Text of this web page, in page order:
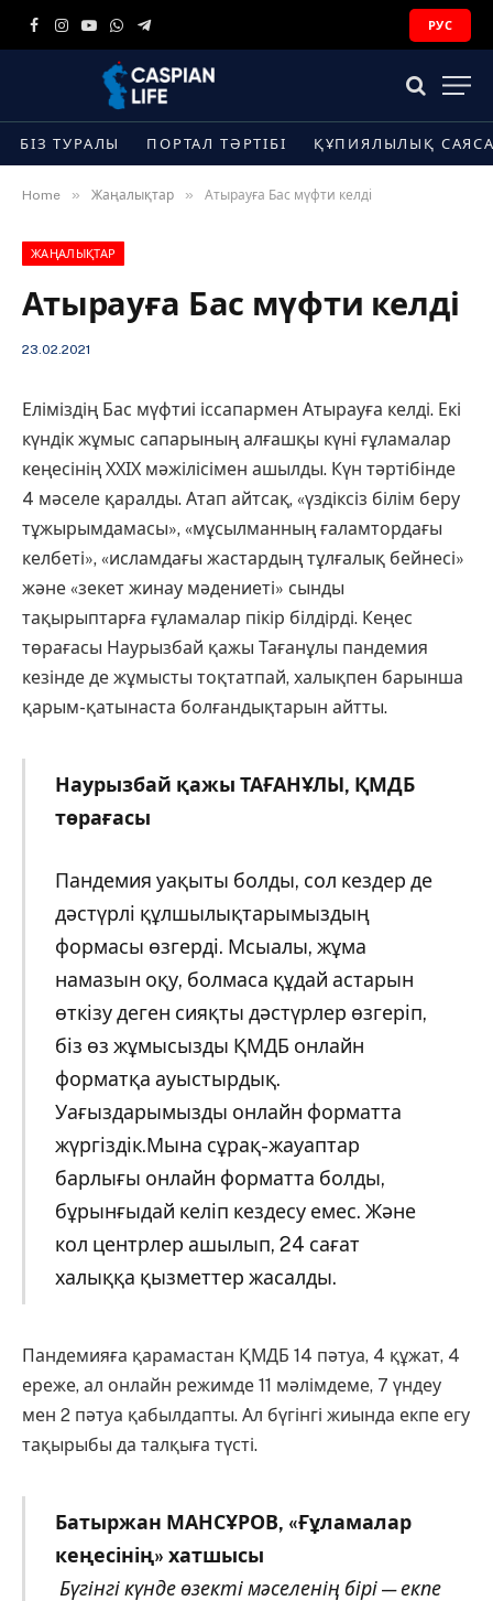
Facebook
Instagram
YouTube
WhatsApp
Telegram
РУС
БІЗ ТУРАЛЫ ПОРТАЛ ТӘРТІБІ ҚҰПИЯЛЫЛЫҚ
Home » Жаңалықтар » Атырауға Бас мүфти келді
ЖАҢАЛЫҚТАР
Атырауға Бас мүфти келді
23.02.2021
Еліміздің Бас мүфтиі іссапармен Атырауға келді. Екі
күндік жұмыс сапарының алғашқы күні ғұламалар
кеңесінің ХХІХ мәжілісімен ашылды. Күн тәртібінде
4 мәселе қаралды. Атап айтсақ, «үздіксіз білім беру
тұжырымдамасы», «мұсылманның ғаламтордағы
келбеті», «исламдағы жастардың тұлғалық бейнесі»
және «зекет жинау мәдениеті» сынды
тақырыптарға ғұламалар пікір білдірді. Кеңес
төрағасы Наурызбай қажы Тағанұлы пандемия
кезінде де жұмысты тоқтатпай, халықпен барынша
қарым-қатынаста болғандықтарын айтты.
Наурызбай қажы ТАҒАНҰЛЫ, ҚМДБ
төрағасы
Пандемия уақыты болды, сол кездер де
дәстүрлі құлшылықтарымыздың
формасы өзгерді. Мсыалы, жұма
намазын оқу, болмаса құдай астарын
өткізу деген сияқты дәстүрлер өзгеріп,
біз өз жұмысызды ҚМДБ онлайн
форматқа ауыстырдық.
Уағыздарымызды онлайн форматта
жүргіздік.Мына сұрақ-жауаптар
барлығы онлайн форматта болды,
бұрынғыдай келіп кездесу емес. Және
кол центрлер ашылып, 24 сағат
халыққа қызметтер жасалды.
Пандемияға қарамастан ҚМДБ 14 пәтуа, 4 құжат, 4
ереже, ал онлайн режимде 11 мәлімдеме, 7 үндеу
мен 2 пәтуа қабылдапты. Ал бүгінгі жиында екпе егу
тақырыбы да талқыға түсті.
Батыржан МАНСҰРОВ, «Ғұламалар
кеңесінің» хатшысы
Бүгінгі күнде өзекті мәселенің бірі — екпе